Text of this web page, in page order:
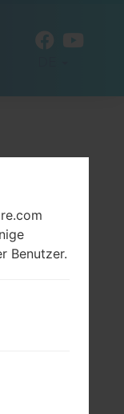
Benutzer.